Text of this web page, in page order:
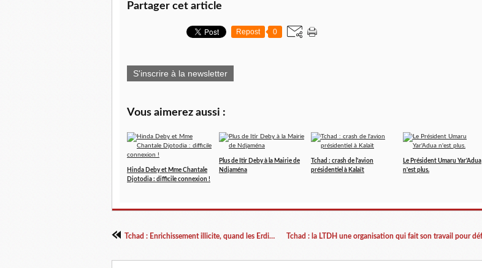
Partager cet article
Repost 0
S'inscrire à la newsletter
Vous aimerez aussi :
Hinda Deby et Mme Chantale
Djotodia : difficile connexion !
Plus de Itir Deby à la Mairie de
Ndjaména
Tchad : crash de l'avion
présidentiel à Kalaït
Le Président Umaru Yar'Adua
n'est plus.
Tchad : Enrichissement illicite, quand les Erdimi s'auto-blanchissent !